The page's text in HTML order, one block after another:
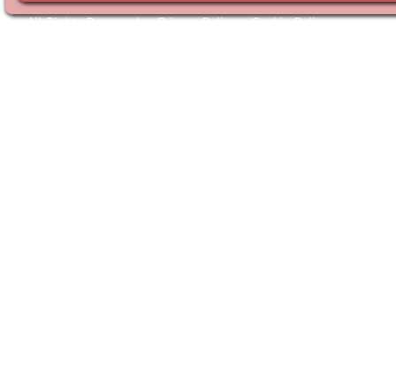
All Rights Reserved. -Privacy Policy-Cookie Policy